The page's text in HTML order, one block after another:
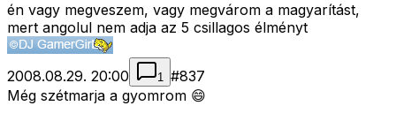
én vagy megveszem, vagy megvárom a magyarítást,
mert angolul nem adja az 5 csillagos élményt
2008.08.29. 20:00 1 #837
Még szétmarja a gyomrom 😄